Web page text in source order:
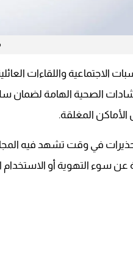
الاجتماعية واللقاءات
الصحية الهامة لضمان
الأماكن المغلقة.
في وقت تشهد فيه
عن سوء التهوية أو